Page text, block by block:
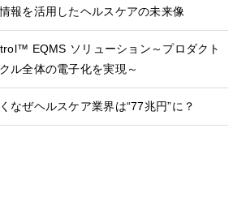
報を活用したヘルスケアの未来像
EQMS ソリューション～プロダクト
ル全体の電子化を実現～
なぜヘルスケア業界は“77兆円”に？